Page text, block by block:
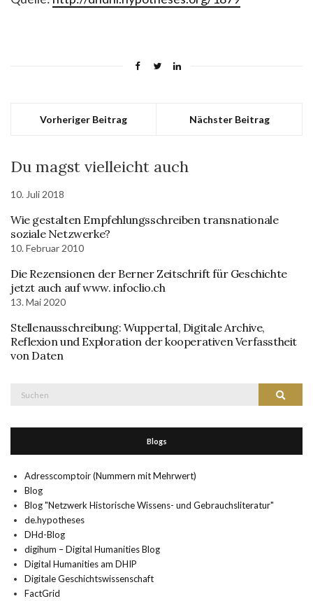
Vorheriger Beitrag Nächster Beitrag
Du magst vielleicht auch
10. Juli 2018
Wie gestalten Empfehlungsschreiben transnationale
soziale Netzwerke?
10. Februar 2010
Die Rezensionen der Berner Zeitschrift für Geschichte
jetzt auch auf www. infoclio.ch
13. Mai 2020
Stellenausschreibung: Wuppertal, Digitale Archive,
Reflexion und Exploration der kooperativen Verfasstheit
von Daten
Suchen
Blogs
Adresscomptoir (Nummern mit Mehrwert)
Blog
Blog "Netzwerk Historische Wissens- und Gebrauchsliteratur"
de.hypotheses
DHd-Blog
digihum – Digital Humanities Blog
Digital Humanities am DHIP
Digitale Geschichtswissenschaft
FactGrid